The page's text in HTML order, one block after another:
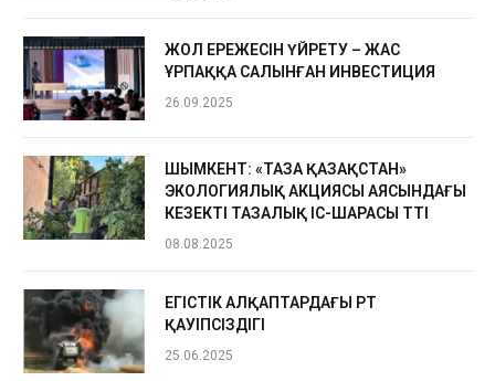
ЖОЛ ЕРЕЖЕСІН ҮЙРЕТУ – ЖАС
ҰРПАҚҚА САЛЫНҒАН ИНВЕСТИЦИЯ
26.09.2025
ШЫМКЕНТ: «ТАЗА ҚАЗАҚСТАН»
ЭКОЛОГИЯЛЫҚ АКЦИЯСЫ АЯСЫНДАҒЫ
КЕЗЕКТІ ТАЗАЛЫҚ ІС-ШАРАСЫ ӨТТІ
08.08.2025
ЕГІСТІК АЛҚАПТАРДАҒЫ ӨРТ
ҚАУІПСІЗДІГІ
25.06.2025